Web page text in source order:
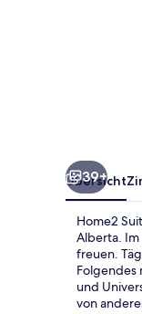
39+
Übersicht
Home2
Alberta.
freuen.
Folgendes
und
von